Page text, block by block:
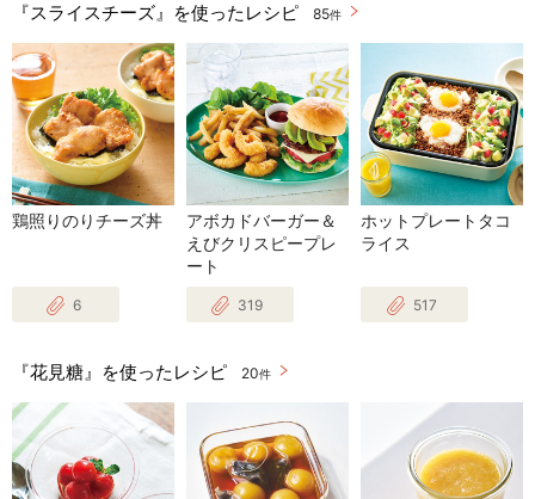
『スライスチーズ』を使ったレシピ 85件
鶏照りのりチーズ丼
6
アボカドバーガー＆
えびクリスピープレ
ート
319
ホットプレートタコ
ライス
517
『花見糖』を使ったレシピ 20件